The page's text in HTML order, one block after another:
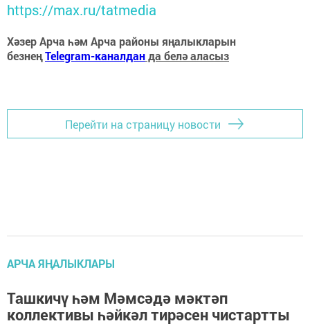
https://max.ru/tatmedia
Хәзер Арча һәм Арча районы яңалыкларын
безнеңTelegram-каналданда белә аласыз
Перейти на страницу новости
АРЧА ЯҢАЛЫКЛАРЫ
Ташкичү һәм Мәмсәдә мәктәп
коллективы һәйкәл тирәсен чистартты